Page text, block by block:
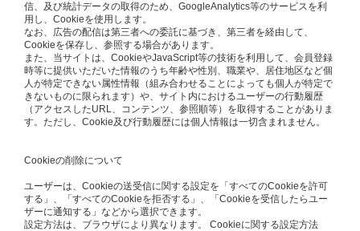
信、及び統計データの取得のため、GoogleAnalytics等のサービスを利
用し、Cookieを使用します。
なお、広告の配信は第三者への委託に基づき、第三者を経由して、
Cookieを保存し、参照する場合があります。
また、当サイトは、CookieやJavaScript等の技術を利用して、会員登録
時等に提供いただいた情報のうち年齢や性別、職業や、居住地区など個
人が特定できない属性情報（組み合わせることによっても個人が特定で
きないものに限られます）や、サイト内におけるユーザーの行動履歴
（アクセスしたURL、コンテンツ、参照順等）を取得することがありま
す。ただし、Cookie及び行動履歴には個人情報は一切含まれません。
Cookieの削除について
ユーザーは、Cookieの送受信に関する設定を「すべてのCookieを許可
する」、「すべてのCookieを拒否する」、「Cookieを受信したらユー
ザーに通知する」などから選択できます。
設定方法は、ブラウザにより異なります。 Cookieに関する設定方法